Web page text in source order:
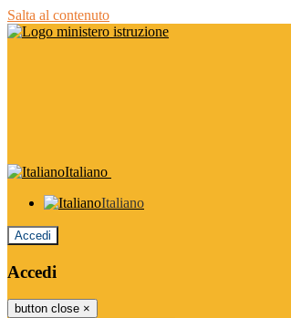
Salta al contenuto
Italiano
Italiano
Accedi
Accedi
button close ×